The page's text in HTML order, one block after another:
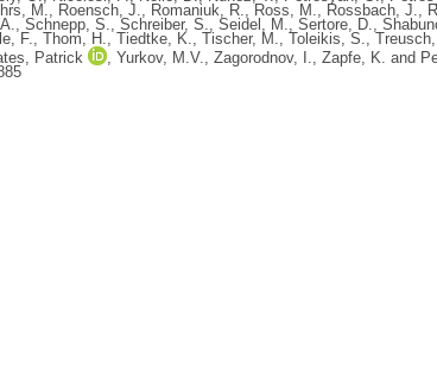
M., Roensch, J., Romaniuk, R., Ross, M., Rossbach, J.,
, Schnepp, S., Schreiber, S., Seidel, M., Sertore, D.,
F., Thom, H., Tiedtke, K., Tischer, M., Toleikis, S.,
Patrick , Yurkov, M.V., Zagorodnov, I., Zapfe, K. and